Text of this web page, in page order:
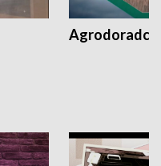
Agrodoradcy